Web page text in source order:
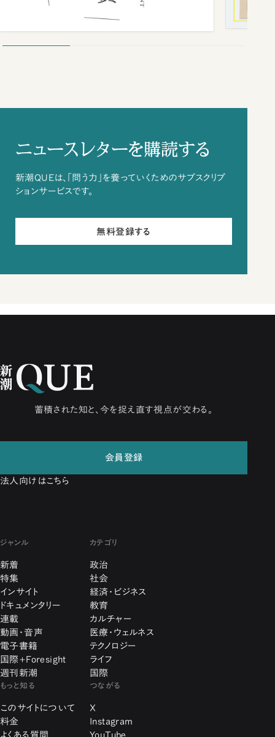
ニュースレターを購読する
新潮QUEは、「問う力」を養っていくためのサブスクリプ
ションサービスです。
無料登録する
蓄積された知と、今を捉え直す視点が交わる。
会員登録
法人向けはこちら
ジャンル
新着
特集
インサイト
ドキュメンタリー
連載
動画・音声
電子書籍
国際+Foresight
週刊新潮
カテゴリ
政治
社会
経済・ビジネス
教育
カルチャー
医療・ウェルネス
テクノロジー
ライフ
国際
もっと知る
このサイトについて
料金
よくある質問
つながる
X
Instagram
YouTube